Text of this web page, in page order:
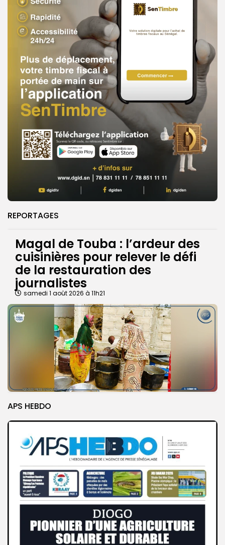
REPORTAGES
Magal de Touba : l’ardeur des
cuisinières pour relever le défi
de la restauration des
journalistes
samedi 1 août 2026 à 11h21
APS HEBDO